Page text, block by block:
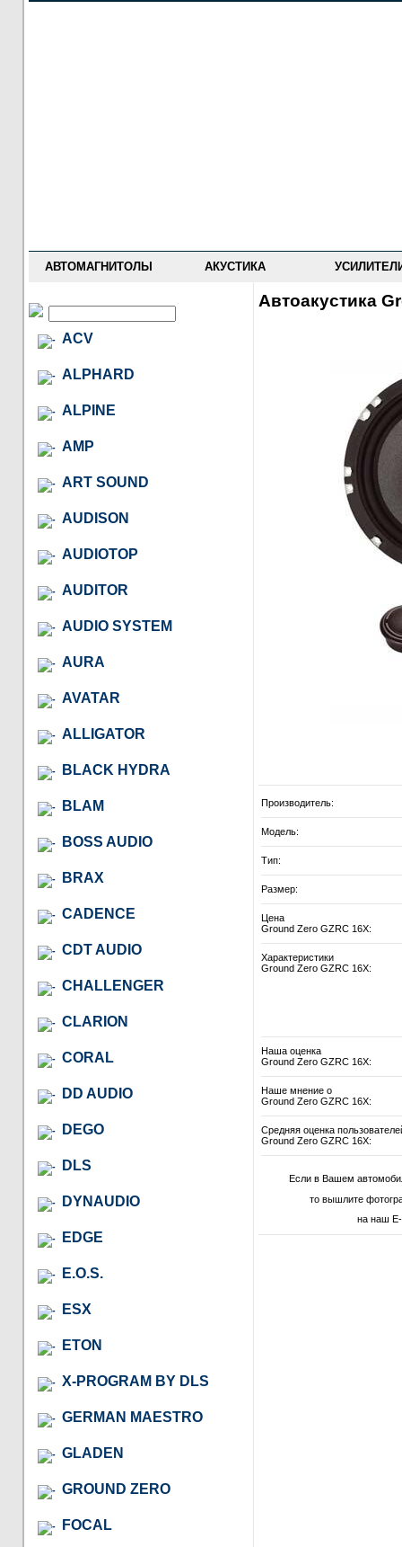
АВТОМАГНИТОЛЫ АКУСТИКА
ACV
ALPHARD
ALPINE
AMP
ART SOUND
AUDISON
AUDIOTOP
AUDITOR
AUDIO SYSTEM
AURA
AVATAR
ALLIGATOR
BLACK HYDRA
BLAM
BOSS AUDIO
BRAX
CADENCE
CDT AUDIO
CHALLENGER
CLARION
CORAL
DD AUDIO
DEGO
DLS
DYNAUDIO
EDGE
E.O.S.
ESX
ETON
X-PROGRAM BY DLS
GERMAN MAESTRO
GLADEN
GROUND ZERO
FOCAL
Автоакустика
Производитель:
Модель:
Тип:
Размер:
Цена
Ground Zero GZRC 16X:
Характеристики
Ground Zero GZRC 16X:
Наша оценка
Ground Zero GZRC 16X:
Наше мнение о
Ground Zero GZRC 16X:
Средняя оценка
Ground Zero GZRC 16X:
Если в Вашем
то вышлите
на наш